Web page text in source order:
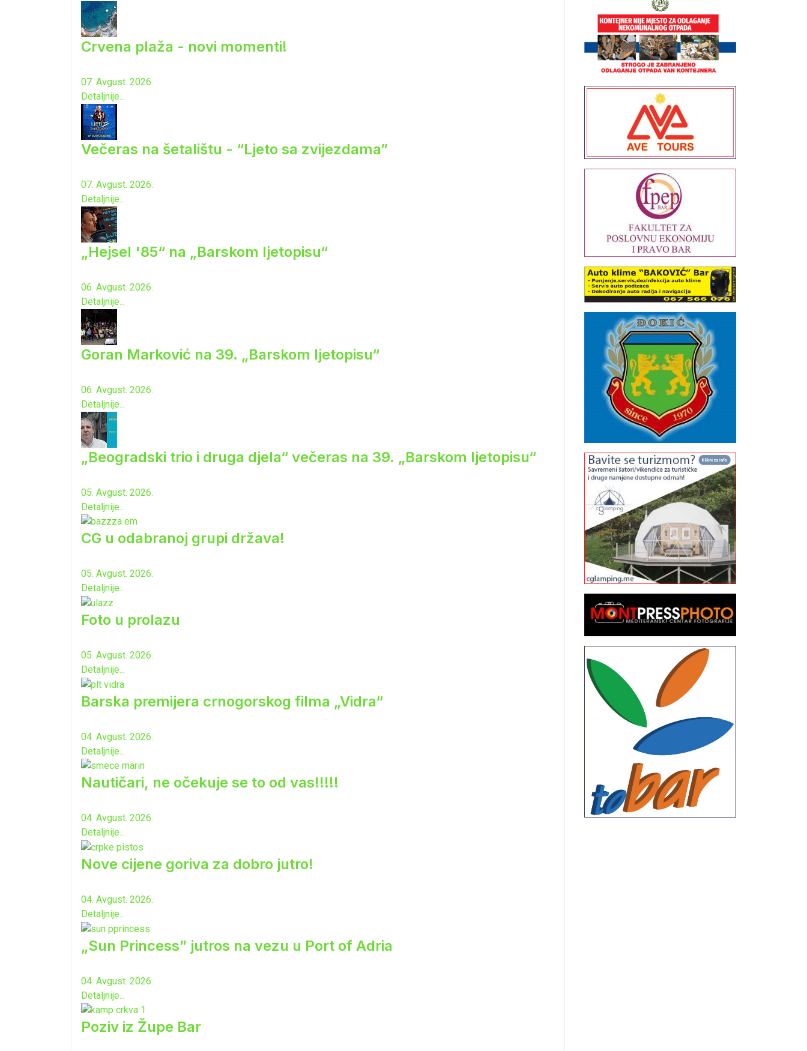
Crvena plaža - novi momenti!
07. Avgust. 2026.
Detaljnije...
Večeras na šetalištu - “Ljeto sa zvijezdama”
07. Avgust. 2026.
Detaljnije...
„Hejsel '85“ na „Barskom ljetopisu“
06. Avgust. 2026.
Detaljnije...
Goran Marković na 39. „Barskom ljetopisu“
06. Avgust. 2026.
Detaljnije...
„Beogradski trio i druga djela“ večeras na 39. „Barskom ljetopisu“
05. Avgust. 2026.
Detaljnije...
CG u odabranoj grupi država!
05. Avgust. 2026.
Detaljnije...
Foto u prolazu
05. Avgust. 2026.
Detaljnije...
Barska premijera crnogorskog filma „Vidra“
04. Avgust. 2026.
Detaljnije...
Nautičari, ne očekuje se to od vas!!!!!
04. Avgust. 2026.
Detaljnije...
Nove cijene goriva za dobro jutro!
04. Avgust. 2026.
Detaljnije...
„Sun Princess” jutros na vezu u Port of Adria
04. Avgust. 2026.
Detaljnije...
Poziv iz Župe Bar